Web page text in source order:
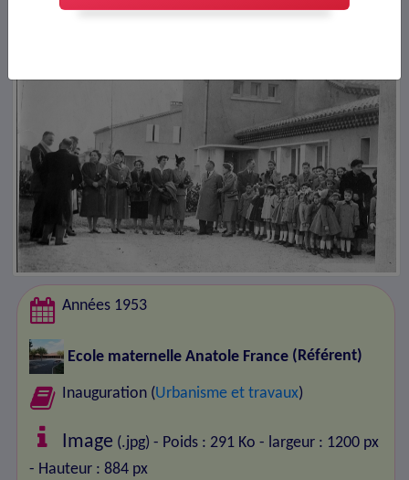
Années 1953
Ecole maternelle Anatole France (Référent)
Inauguration (Urbanisme et travaux)
Image (.jpg) - Poids : 291 Ko - largeur : 1200 px
- Hauteur : 884 px